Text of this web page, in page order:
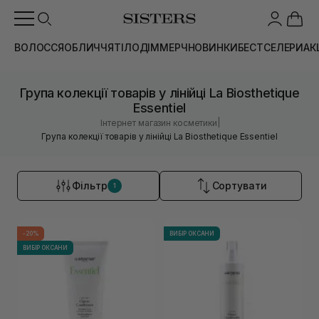
ВОЛОССЯОБЛИЧЧЯТІЛОДІММЕРЧНОВИНКИБЕСТСЕЛЕРИ
Група колекції товарів у лінійці La Biosthetique
Essentiel
Інтернет магазин косметики
Група колекції товарів у лінійці La Biosthetique Essentiel
Фільтр 1 Сортувати
-20%
ВИБІР ОКСАНИ
ВИБІР ОКСАНИ